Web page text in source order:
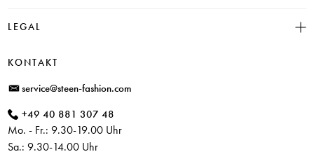
Rücksendung
JUVIA
CANDICE COOPER
+ Mehr Designer
Historie
LEGAL
Impressum
KONTAKT
service@steen-fashion.com
+49 40 881 307 48
Mo. - Fr.: 9.30-19.00 Uhr
Sa.: 9.30-14.00 Uhr